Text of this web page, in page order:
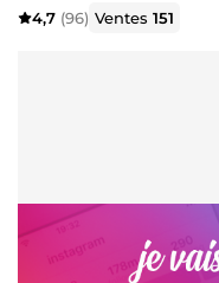
4,7 (96) Ventes151